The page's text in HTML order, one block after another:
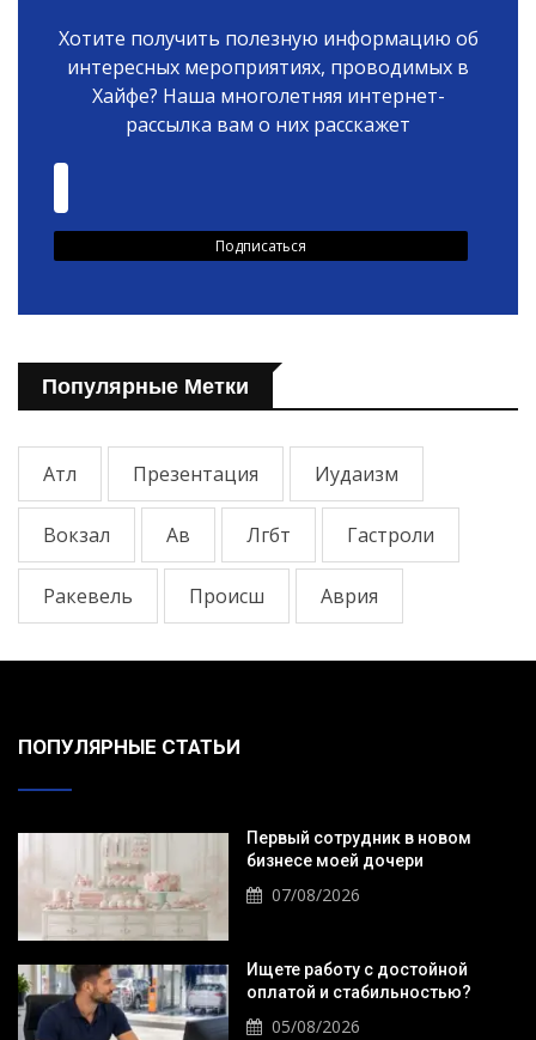
Хотите получить полезную информацию об
интересных мероприятиях, проводимых в
Хайфе? Наша многолетняя интернет-
рассылка вам о них расскажет
Популярные Метки
Атл Презентация Иудаизм
Вокзал Ав Лгбт Гастроли
Ракевель Происш Аврия
ПОПУЛЯРНЫЕ СТАТЬИ
Первый сотрудник в новом
бизнесе моей дочери
07/08/2026
Ищете работу с достойной
оплатой и стабильностью?
05/08/2026